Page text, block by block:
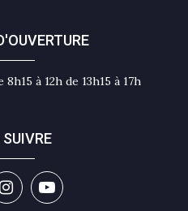
à 12h de 13h15 à 17h
Lien
vers
Lien
vers